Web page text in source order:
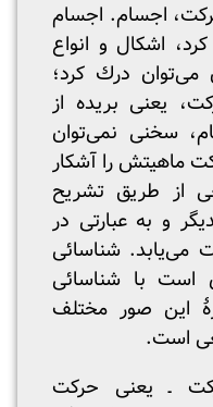
اجسام. اجسام
اشکال و انواع
می‌توان درك کرد؛
یعنی بریده از
سخنی نمی‌توان
ماهیتش را آشکار
از طریق تشریح
و به عبارتی در
شناسائی
با شناسائی
این صور مختلف
است.
ـ یعنی حرکت